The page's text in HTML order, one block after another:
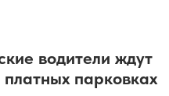
водители ждут
парковках